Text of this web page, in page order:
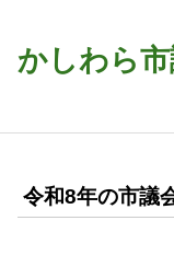
かしわら
令和8年の市議